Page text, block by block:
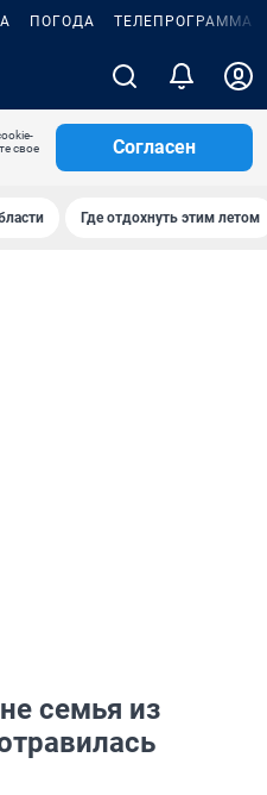
ПОГОДА ТЕЛЕПРОГРАММА
свое
Согласен
Где отдохнуть этим летом
семья из